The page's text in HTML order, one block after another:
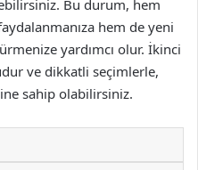
Bu durum, hem
hem de yeni
yardımcı olur. İkinci
ve dikkatli seçimlerle,
sahip olabilirsiniz.